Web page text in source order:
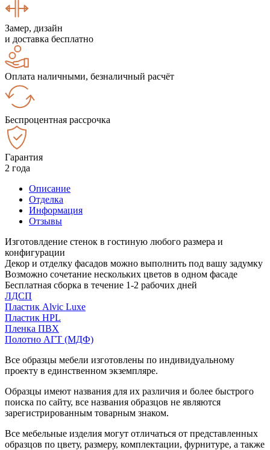
Замер, дизайн
и доставка бесплатно
Оплата наличными, безналичный расчёт
Беспроцентная рассрочка
Гарантия
2 года
Описание
Отделка
Информация
Отзывы
Изготовлдение стенок в гостиную любого размера и
конфигурации
Декор и отделку фасадов можно выполнить под вашу задумку
Возможно сочетание нескольких цветов в одном фасаде
Бесплатная сборка в течение 1-2 рабочих дней
ЛДСП
Пластик Alvic Luxe
Пластик HPL
Пленка ПВХ
Полотно АГТ (МДФ)
Все образцы мебели изготовлены по индивидуальному
проекту в единственном экземпляре.
Образцы имеют названия для их различия и более быстрого
поиска по сайту, все названия образцов не являются
зарегистрированным товарным знаком.
Все мебельные изделия могут отличаться от представленных
образцов по цвету, размеру, комплектации, фурнитуре, а также